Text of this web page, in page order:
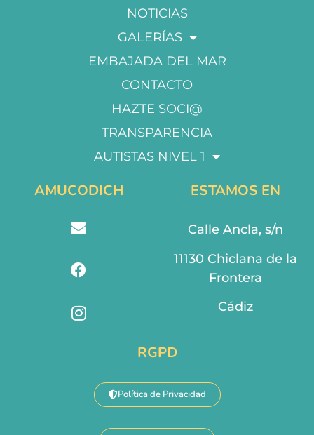
NOTICIAS
GALERÍAS
EMBAJADA DEL MAR
CONTACTO
HAZTE SOCI@
TRANSPARENCIA
AUTISTAS NIVEL 1
AMUCODICH ESTAMOS EN
Calle Ancla, s/n
11130 Chiclana de la
Frontera
Cádiz
RGPD
Política de Privacidad